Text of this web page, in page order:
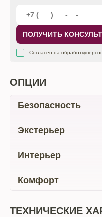
ПОЛУЧИТЬ
Согласен на обработку
ОПЦИИ
Безопасность
Экстерьер
Интерьер
Комфорт
ТЕХНИЧЕСКИЕ